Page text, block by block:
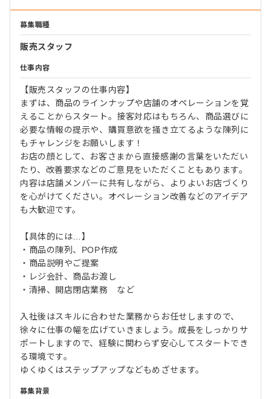
募集職種
販売スタッフ
仕事内容
【販売スタッフの仕事内容】
まずは、商品のラインナップや店舗のオペレーションを覚
えることからスタート。接客対応はもちろん、商品選びに
必要な情報の提示や、購買意欲を掻き立てるような陳列に
もチャレンジをお願いします！
お店の顔として、お客さまから直接感謝の言葉をいただい
たり、改善要求などのご意見をいただくこともあります。
内容は店舗メンバーに共有しながら、よりよいお店づくり
を心がけてください。オペレーション改善などのアイデア
も大歓迎です。
【具体的には…】
・商品の陳列、POP作成
・商品説明やご提案
・レジ会計、商品お渡し
・清掃、開店閉店業務 など
入社後はスキルに合わせた業務からお任せしますので、
徐々に仕事の幅を広げていきましょう。成長をしっかりサ
ポートしますので、経験に関わらず安心してスタートでき
る環境です。
ゆくゆくはステップアップなどもめざせます。
募集背景